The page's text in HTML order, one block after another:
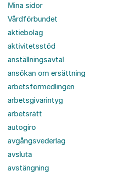
Mina sidor
Vårdförbundet
aktiebolag
aktivitetsstöd
anställningsavtal
ansökan om ersättning
arbetsförmedlingen
arbetsgivarintyg
arbetsrätt
autogiro
avgångsvederlag
avsluta
avstängning